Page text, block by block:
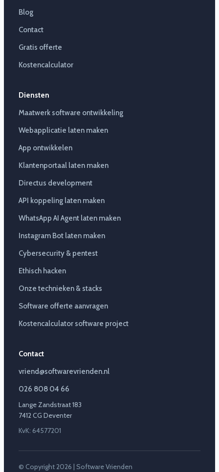
Blog
Contact
Gratis offerte
Kostencalculator
Diensten
Maatwerk software ontwikkeling
Webapplicatie laten maken
App ontwikkelen
Klantenportaal laten maken
Directus development
API koppeling laten maken
WhatsApp AI Agent laten maken
Instagram Bot laten maken
Cybersecurity & pentest
Ethisch hacken
Onze technieken & stacks
Software offerte aanvragen
Kostencalculator software project
Contact
vriend@softwarevrienden.nl
026 808 04 66
Lange Zandstraat 183
7412 CG Deventer
KvK: 64577201
© Copyright 2026 | Software Vrienden